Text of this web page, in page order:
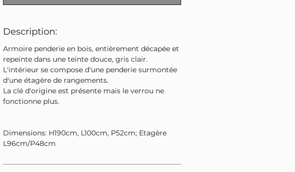
Description:
Armoire penderie en bois, entièrement décapée et
repeinte dans une teinte douce, gris clair.
L'intérieur se compose d'une penderie surmontée
d'une étagère de rangements.
La clé d'origine est présente mais le verrou ne
fonctionne plus.
Dimensions: H190cm, L100cm, P52cm; Etagère
L96cm/P48cm